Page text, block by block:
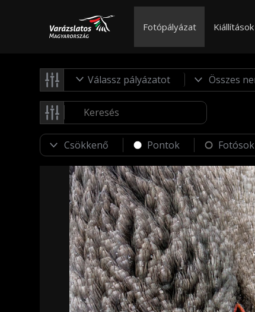
Fotópályázat Kiállítások
Válassz pályázatot
Pontok Fotósok